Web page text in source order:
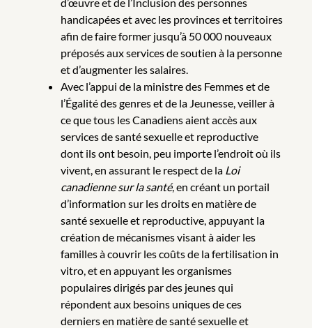
handicapées et avec les provinces et territoires
afin de faire former jusqu’à 50 000 nouveaux
préposés aux services de soutien à la personne
et d’augmenter les salaires.
Avec l’appui de la ministre des Femmes et de
l’Égalité des genres et de la Jeunesse, veiller à
ce que tous les Canadiens aient accès aux
services de santé sexuelle et reproductive
dont ils ont besoin, peu importe l’endroit où ils
vivent, en assurant le respect de la Loi
canadienne sur la santé, en créant un portail
d’information sur les droits en matière de
santé sexuelle et reproductive, appuyant la
création de mécanismes visant à aider les
familles à couvrir les coûts de la fertilisation in
vitro, et en appuyant les organismes
populaires dirigés par des jeunes qui
répondent aux besoins uniques de ces
derniers en matière de santé sexuelle et